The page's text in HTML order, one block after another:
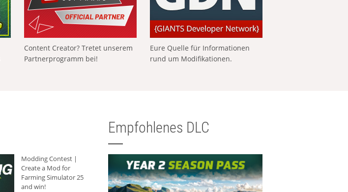
Content Creator? Tretet unserem
Partnerprogramm bei!
Eure Quelle für Informationen
rund um Modifikationen.
Modding Contest |
Create a Mod for
Farming Simulator 25
and win!
Empfohlenes DLC